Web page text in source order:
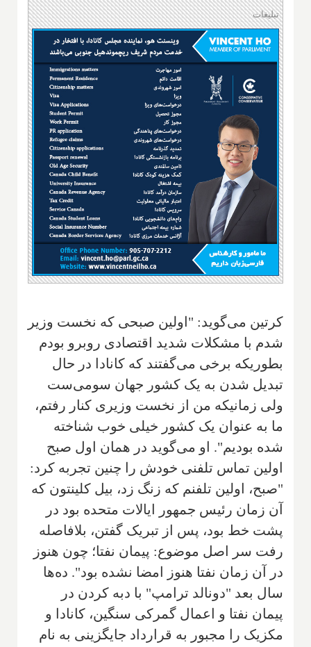
تبلیغات
کرتین می‌گوید: "اولین صبحی که نخست وزیر
شدم با مشکلات شدید اقتصادی روبرو بودم
بطوریکه برخی می‌گفتند که کانادا در حال
تبدیل شدن به یک کشور جهان سومی‌ست
ولی زمانیکه من از نخست وزیری کنار رفتم،
ما به عنوان یک کشور خیلی خوب شناخته
شده بودیم". او می‌گوید در همان اول صبح
اولین تماس تلفنی خودش را چنین تجربه کرد:
"صبح، اولین تلفنم که زنگ زد، بیل کلینتون که
آن زمان رئیس جمهور ایالات متحده بود در
پشت خط بود، پس از تبریک گفتن، بلافاصله
رفت سر اصل موضوع: پیمان نفتا؛ چون هنوز
در آن زمان نفتا هنوز امضا نشده بود". ده‌ها
سال بعد "دونالد ترامپ" با دبه کردن در
پیمان نفتا و اعمال گمرکی سنگین، کانادا و
مکزیک را مجبور به قرارداد جایگزینی به نام